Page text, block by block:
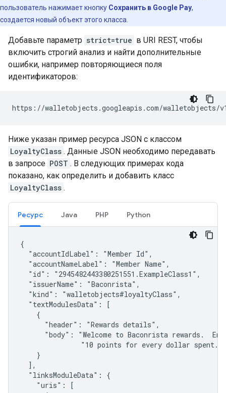
пользователь нажимает кнопку Сохранить в Google Pay,
создается новый объект этого класса.
Добавьте параметр strict=true в URI REST, чтобы
включить строгий анализ и найти дополнительные
ошибки, например повторяющиеся поля
идентификаторов:
https://walletobjects.googleapis.com/walletobjects/
Ниже указан пример ресурса JSON с классом
LoyaltyClass . Данные JSON необходимо передавать
в запросе POST . В следующих примерах кода
показано, как определить и добавить класс
LoyaltyClass .
Ресурс Java PHP Python
{
  "accountIdLabel": "Member Id",
  "accountNameLabel": "Member Name",
  "id": "2945482443380251551.ExampleClass1",
  "issuerName": "Baconrista",
  "kind": "walletobjects#loyaltyClass",
  "textModulesData": [
    {
      "header": "Rewards details",
"body": "Welcome to Baconrista rewards.
"10 points for every dollar spent.
    }
  ],
  "linksModuleData": {
    "uris": [